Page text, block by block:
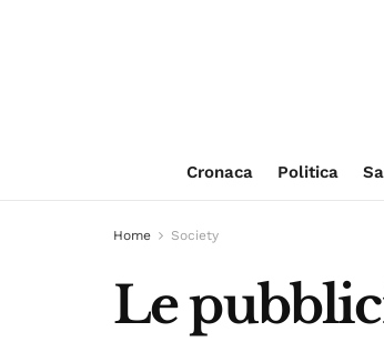
Cronaca Politica
Home Society
Le